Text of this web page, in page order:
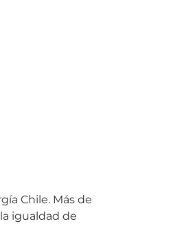
Chile. Más de
igualdad de